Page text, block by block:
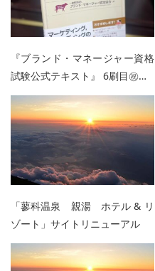
『ブランド・マネージャー資格
試験公式テキスト』 6刷目㊗…
「蓼科温泉 親湯 ホテル & リ
ゾート」サイトリニューアル